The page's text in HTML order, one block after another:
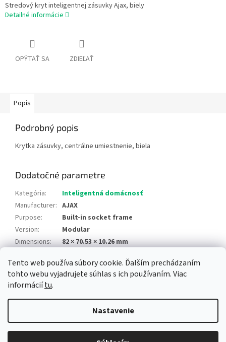
Tento web používa súbory cookie. Ďalším prechádzaním
tohto webu vyjadrujete súhlas s ich používaním. Viac
informáciítu.
Nastavenie
Stredový kryt inteligentnej zásuvky Ajax, biely
Detailné informácie
OPÝTAŤ SA ZDIEĽAŤ
Popis
Podrobný popis
Krytka zásuvky, centrálne umiestnenie, biela
Dodatočné parametre
Kategória:
Inteligentná domácnosť
Manufacturer: AJAX
Purpose:
Built-in socket frame
Version:
Modular
Dimensions: 82 × 70.53 × 10.26 mm
Newsletter
Copyright 2026Alarm automatika B2B. Všetky práva vyhradené.